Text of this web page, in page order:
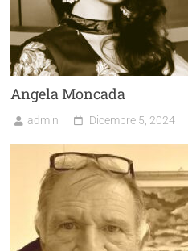
Angela Moncada
admin Dicembre 5, 2024